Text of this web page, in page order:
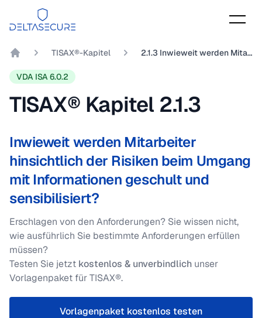
DeltaSecure
TISAX®-Kapitel 2.1.3 Inwieweit werden Mitarbeiter hinsichtlich der Risiken beim Umgang mit Informationen geschult und sensibilisiert?
VDA ISA 6.0.2
TISAX® Kapitel 2.1.3
Inwieweit werden Mitarbeiter
hinsichtlich der Risiken beim Umgang
mit Informationen geschult und
sensibilisiert?
Erschlagen von den Anforderungen? Sie wissen nicht,
wie ausführlich Sie bestimmte Anforderungen erfüllen
müssen?
Testen Sie jetzt kostenlos & unverbindlich unser
Vorlagenpaket für TISAX®.
Vorlagenpaket kostenlos testen